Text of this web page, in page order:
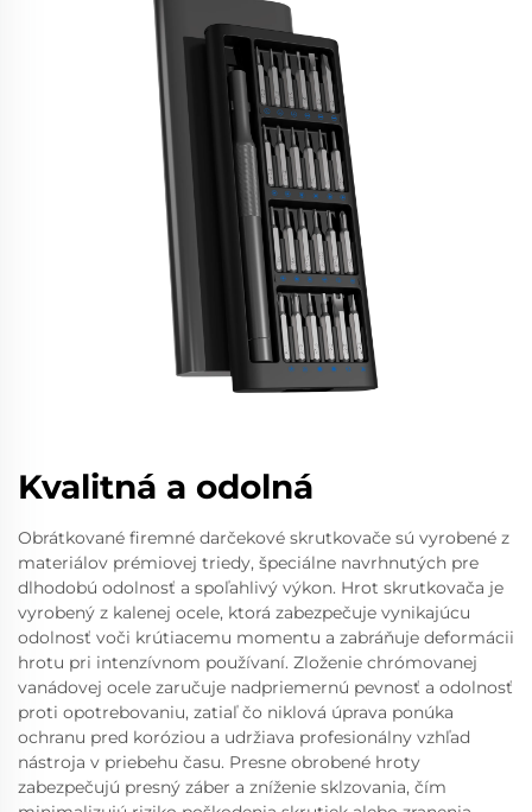
Kvalitná a odolná
Obrátkované firemné darčekové skrutkovače sú vyrobené z
materiálov prémiovej triedy, špeciálne navrhnutých pre
dlhodobú odolnosť a spoľahlivý výkon. Hrot skrutkovača je
vyrobený z kalenej ocele, ktorá zabezpečuje vynikajúcu
odolnosť voči krútiacemu momentu a zabráňuje deformácii
hrotu pri intenzívnom používaní. Zloženie chrómovanej
vanádovej ocele zaručuje nadpriemernú pevnosť a odolnosť
proti opotrebovaniu, zatiaľ čo niklová úprava ponúka
ochranu pred koróziou a udržiava profesionálny vzhľad
nástroja v priebehu času. Presne obrobené hroty
zabezpečujú presný záber a zníženie sklzovania, čím